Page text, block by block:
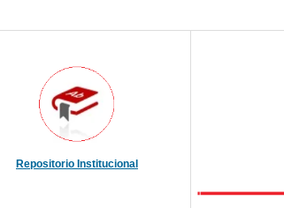
Repositorio Institucional